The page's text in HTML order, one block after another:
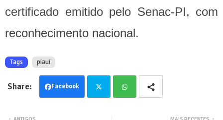
certificado emitido pelo Senac-PI, com
reconhecimento nacional.
Tags piaui
Facebook